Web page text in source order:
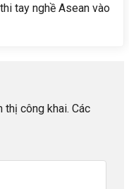
tay nghề Asean vào
thị công khai. Các